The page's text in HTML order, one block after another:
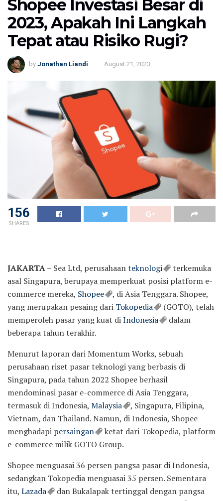
Shopee Investasi Besar di
2023, Apakah Ini Langkah
Tepat atau Risiko Rugi?
by Jonathan Liandi August 21, 2023
156
SHARES
JAKARTA– Sea Ltd, perusahaanteknologi
terkemuka
asal Singapura, berupaya memperkuat posisi platform e-
commerce mereka, Shopee
, di Asia Tenggara. Shopee,
yang merupakan pesaing dari Tokopedia
(GOTO), telah
memperoleh pasar yang kuat diIndonesia
dalam
beberapa tahun terakhir.
Menurut laporan dari Momentum Works, sebuah
perusahaan riset pasar teknologi yang berbasis di
Singapura, pada tahun 2022 Shopee berhasil
mendominasi pasar e-commerce di Asia Tenggara,
termasuk di Indonesia, Malaysia
, Singapura, Filipina,
Vietnam, dan Thailand. Namun, di Indonesia, Shopee
menghadapi persaingan
ketat dari Tokopedia, platform
e-commerce milik GOTO Group.
Shopee menguasai 36 persen pangsa pasar di Indonesia,
sedangkan Tokopedia menguasai 35 persen. Sementara
itu, Lazada
dan Bukalapak tertinggal dengan pangsa